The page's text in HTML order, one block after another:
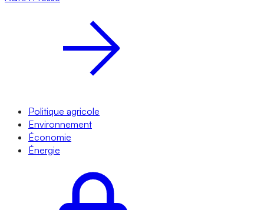
Politique agricole
Environnement
Économie
Énergie